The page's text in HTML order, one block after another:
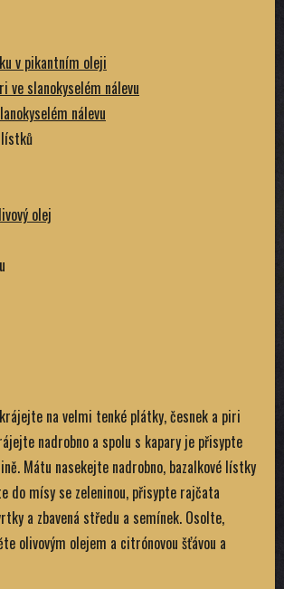
v pikantním oleji
ve slanokyselém nálevu
nálevu
olej
na velmi tenké plátky, česnek a piri
nadrobno a spolu s kapary je přisypte
Mátu nasekejte nadrobno, bazalkové lístky
do mísy se zeleninou, přisypte rajčata
a zbavená středu a semínek. Osolte,
olivovým olejem a citrónovou šťávou a